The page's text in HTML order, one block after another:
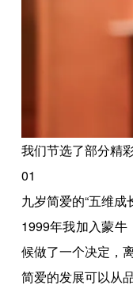
我们节选了部分精
01
九岁简爱的“五维成
1999年我加入蒙
候做了一个决定，
简爱的发展可以从